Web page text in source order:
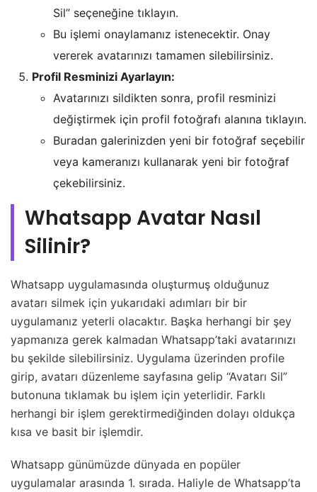
Sil” seçeneğine tıklayın.
Bu işlemi onaylamanız istenecektir. Onay
vererek avatarınızı tamamen silebilirsiniz.
Profil Resminizi Ayarlayın:
Avatarınızı sildikten sonra, profil resminizi
değiştirmek için profil fotoğrafı alanına tıklayın.
Buradan galerinizden yeni bir fotoğraf seçebilir
veya kameranızı kullanarak yeni bir fotoğraf
çekebilirsiniz.
Whatsapp Avatar Nasıl
Silinir?
Whatsapp uygulamasında oluşturmuş olduğunuz
avatarı silmek için yukarıdaki adımları bir bir
uygulamanız yeterli olacaktır. Başka herhangi bir şey
yapmanıza gerek kalmadan Whatsapp’taki avatarınızı
bu şekilde silebilirsiniz. Uygulama üzerinden profile
girip, avatarı düzenleme sayfasına gelip “Avatarı Sil”
butonuna tıklamak bu işlem için yeterlidir. Farklı
herhangi bir işlem gerektirmediğinden dolayı oldukça
kısa ve basit bir işlemdir.
Whatsapp günümüzde dünyada en popüler
uygulamalar arasında 1. sırada. Haliyle de Whatsapp’ta